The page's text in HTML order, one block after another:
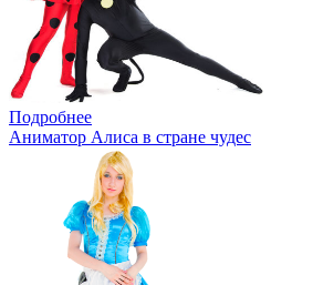
Подробнее
Аниматор Алиса в стране чудес